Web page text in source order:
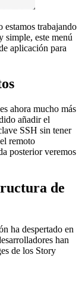
estamos trabajando
simple, este menú
aplicación para
ahora mucho más
añadir el
SSH sin tener
remoto
posterior veremos
de
ha despertado en
han
de los Story